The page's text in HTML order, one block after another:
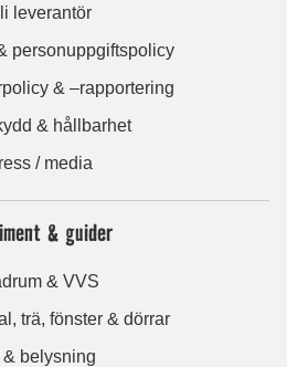
leverantör
personuppgiftspolicy
& –rapportering
& hållbarhet
/ media
& guider
& VVS
trä, fönster & dörrar
& belysning